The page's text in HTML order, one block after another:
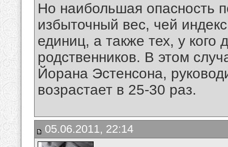
Но наибольшая опасность
избыточный вес, чей
единиц, а также тех, у кого
родственников. В этом
Йорана Эстенсона,
возрастает в 25-30 раз.
05.06.2011, 22:14